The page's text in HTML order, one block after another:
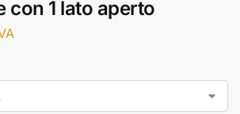
con 1 lato aperto